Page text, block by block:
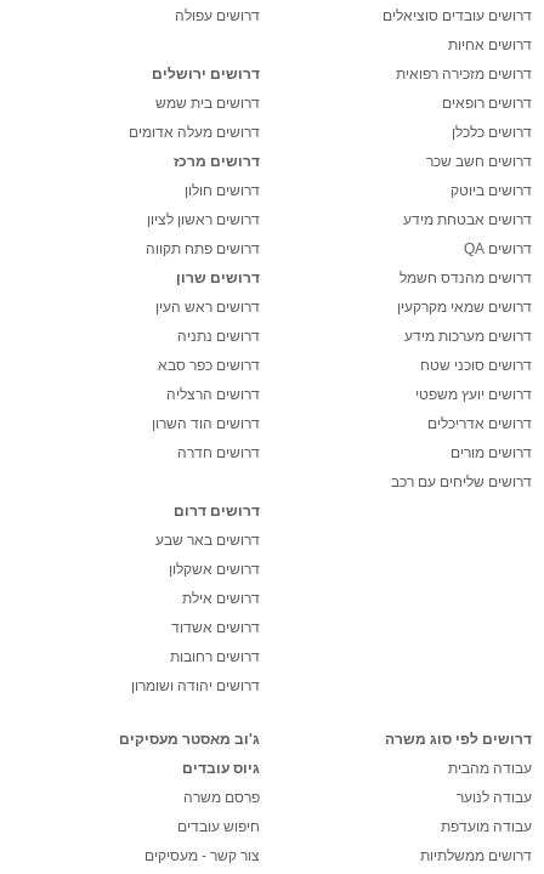
דרושים עובדים סוציאלים
דרושים אחיות
דרושים מזכירה רפואית
דרושים רופאים
דרושים כלכלן
דרושים חשב שכר
דרושים ביוטק
דרושים אבטחת מידע
דרושים QA
דרושים מהנדס חשמל
דרושים שמאי מקרקעין
דרושים מערכות מידע
דרושים סוכני שטח
דרושים יועץ משפטי
דרושים אדריכלים
דרושים מורים
דרושים שליחים עם רכב
דרושים עפולה
דרושים ירושלים
דרושים בית שמש
דרושים מעלה אדומים
דרושים מרכז
דרושים חולון
דרושים ראשון לציון
דרושים פתח תקווה
דרושים שרון
דרושים ראש העין
דרושים נתניה
דרושים כפר סבא
דרושים הרצליה
דרושים הוד השרון
דרושים חדרה
דרושים דרום
דרושים באר שבע
דרושים אשקלון
דרושים אילת
דרושים אשדוד
דרושים רחובות
דרושים יהודה ושומרון
דרושים לפי סוג משרה
עבודה מהבית
עבודה לנוער
עבודה מועדפת
דרושים ממשלתיות
ג'וב מאסטר מעסיקים
גיוס עובדים
פרסם משרה
חיפוש עובדים
צור קשר - מעסיקים